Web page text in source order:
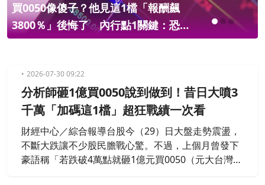
買0050像傻子？他見這1檔「報酬飆
3800％」後悔了 內行點1關鍵：恐直
接歸零
2026-07-30 09:22
分析師砸1億買0050說到做到！昔日大噴3
千萬「加碼這1檔」超狂戰績一次看
財經中心／綜合報導台股今（29）日大盤走勢震盪，
不斷大跌讓不少股民膽戰心驚。不過，上個月曾發下
豪語稱「若跌破4萬點就砸1億元買0050（元大台灣5